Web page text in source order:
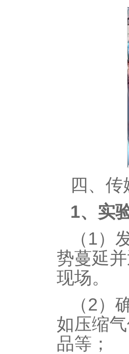
四、
1、 实
（1）
势蔓延
现场。
（2）
如压缩
品等；